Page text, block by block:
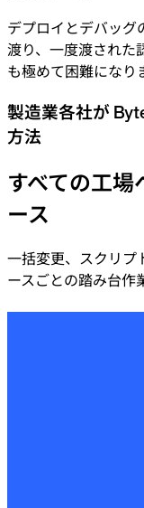
デプロイとデバッグ
渡り、一度渡された
も極めて困難になり
製造業各社が
方法
すべての工場
ース
一括変更、スクリプ
ースごとの踏み台作